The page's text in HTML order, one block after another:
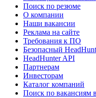
Поиск по резюме
О компании
Наши вакансии
Реклама на сайте
Требования к ПО
Безопасный
HeadHunter API
Партнерам
Инвесторам
Каталог компаний
Поиск по вакансиям